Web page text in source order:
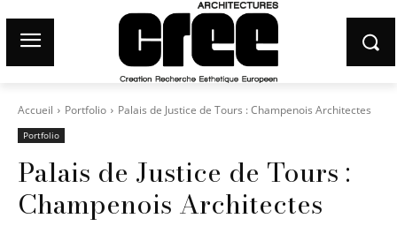
Accueil Portfolio Palais de Justice de Tours : Champenois Architectes
Portfolio
Palais de Justice de Tours :
Champenois Architectes